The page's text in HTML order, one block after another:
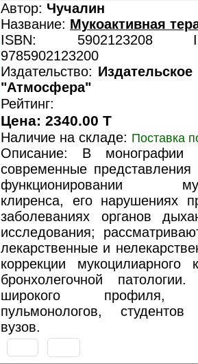
Автор: Чучалин
Название: Мукоактивная
ISBN: 5902123208
9785902123200
Издательство:
"Атмосфера"
Рейтинг:
Цена: 2340.00 T
Наличие на складе: Поставка
Описание: В монографии
современные
функционировании
клиренса, его нарушениях
заболеваниях органов
исследования;
лекарственные и
коррекции мукоцилиарного
бронхолегочной
широкого профиля,
пульмонологов, студентов
вузов.